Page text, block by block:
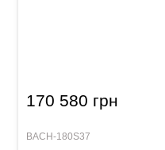
170 580 грн
BACH-180S37